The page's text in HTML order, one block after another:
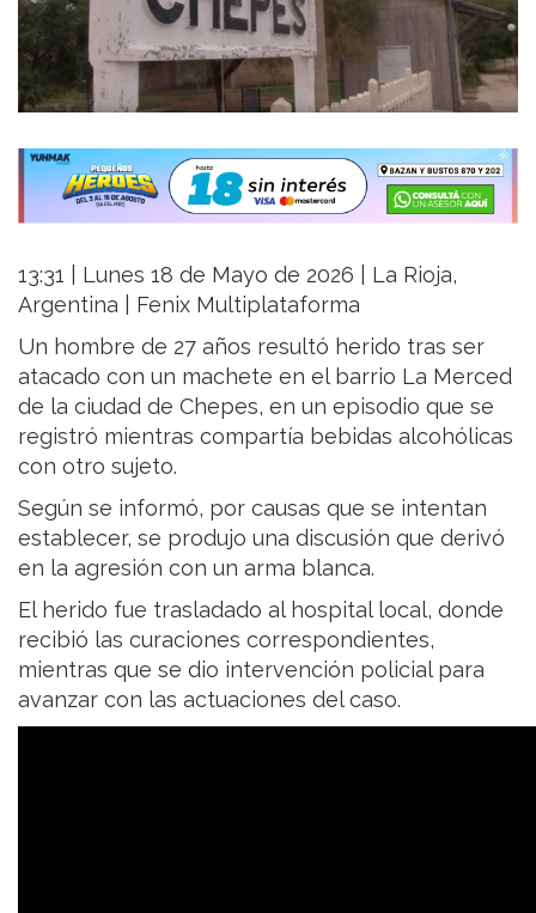
13:31 | Lunes 18 de Mayo de 2026 | La Rioja,
Argentina | Fenix Multiplataforma
Un hombre de 27 años resultó herido tras ser
atacado con un machete en el barrio La Merced
de la ciudad de Chepes, en un episodio que se
registró mientras compartía bebidas alcohólicas
con otro sujeto.
Según se informó, por causas que se intentan
establecer, se produjo una discusión que derivó
en la agresión con un arma blanca.
El herido fue trasladado al hospital local, donde
recibió las curaciones correspondientes,
mientras que se dio intervención policial para
avanzar con las actuaciones del caso.